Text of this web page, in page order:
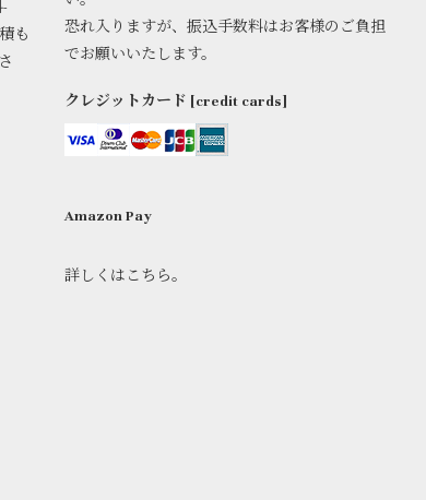
-
も
恐れ入りますが、振込手数料はお客様のご負担
でお願いいたします。
クレジットカード [credit cards]
Amazon Pay
詳しくはこちら。